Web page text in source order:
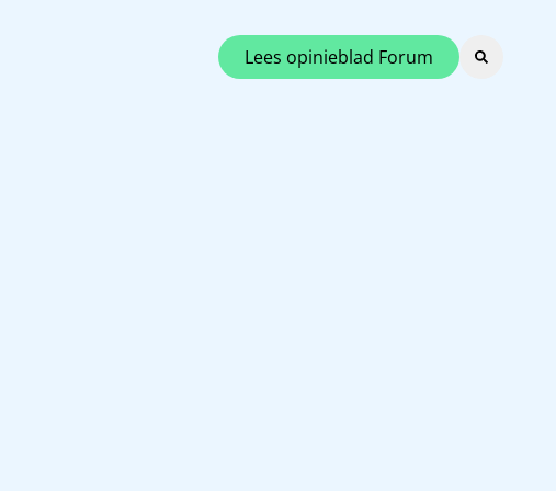
Lees opinieblad Forum